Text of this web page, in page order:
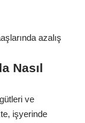
azalış
Nasıl
ve
işyerinde